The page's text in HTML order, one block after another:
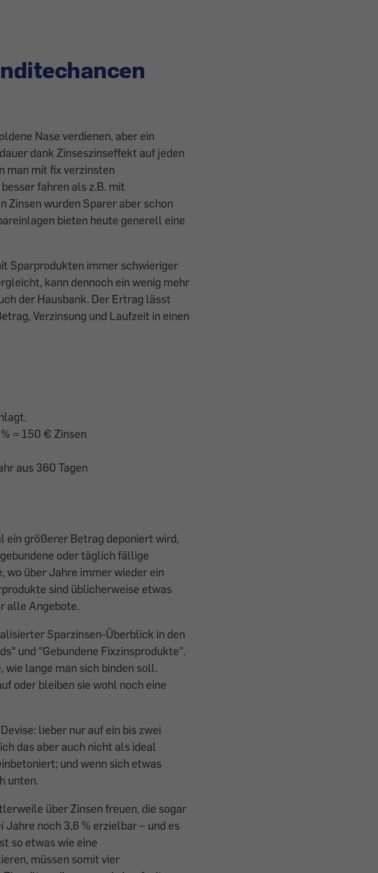
Nase verdienen, aber ein
dank Zinseszinseffekt auf jeden
man mit fix verzinsten
fahren als z.B. mit
Zinsen wurden Sparer aber schon
bieten heute generell eine
Sparprodukten immer schwieriger
kann dennoch ein wenig mehr
der Hausbank. Der Ertrag lässt
Verzinsung und Laufzeit in einen
= 150 € Zinsen
aus 360 Tagen
ein größerer Betrag deponiert wird,
oder täglich fällige
wo über Jahre immer wieder ein
sind üblicherweise etwas
alle Angebote.
Sparzinsen-Überblick in den
und "Gebundene Fixzinsprodukte".
lange man sich binden soll.
oder bleiben sie wohl noch eine
lieber nur auf ein bis zwei
das aber auch nicht als ideal
und wenn sich etwas
unten.
über Zinsen freuen, die sogar
noch 3,6 % erzielbar – und es
so etwas wie eine
müssen somit vier